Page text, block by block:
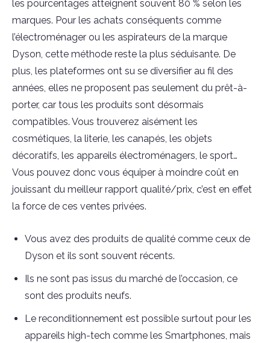
les pourcentages atteignent souvent 80 % selon les
marques. Pour les achats conséquents comme
l’électroménager ou les aspirateurs de la marque
Dyson, cette méthode reste la plus séduisante. De
plus, les plateformes ont su se diversifier au fil des
années, elles ne proposent pas seulement du prêt-à-
porter, car tous les produits sont désormais
compatibles. Vous trouverez aisément les
cosmétiques, la literie, les canapés, les objets
décoratifs, les appareils électroménagers, le sport…
Vous pouvez donc vous équiper à moindre coût en
jouissant du meilleur rapport qualité/prix, c’est en effet
la force de ces ventes privées.
Vous avez des produits de qualité comme ceux de
Dyson et ils sont souvent récents.
Ils ne sont pas issus du marché de l’occasion, ce
sont des produits neufs.
Le reconditionnement est possible surtout pour les
appareils high-tech comme les Smartphones, mais